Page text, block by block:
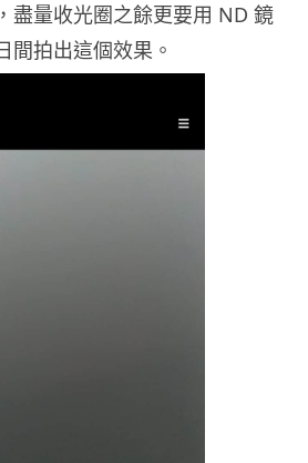
盡量收光圈之餘更要用 ND 鏡
間拍出這個效果。